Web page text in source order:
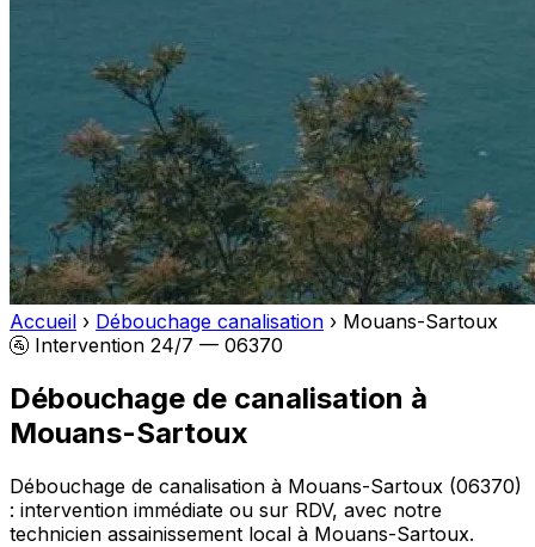
Accueil › Débouchage canalisation › Mouans-Sartoux
🚰 Intervention 24/7 — 06370
Débouchage de canalisation à
Mouans-Sartoux
Débouchage de canalisation à Mouans-Sartoux (06370)
: intervention immédiate ou sur RDV, avec notre
technicien assainissement local à Mouans-Sartoux.